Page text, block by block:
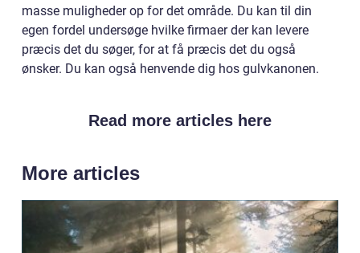
masse muligheder op for det område. Du kan til din
egen fordel undersøge hvilke firmaer der kan levere
præcis det du søger, for at få præcis det du også
ønsker. Du kan også henvende dig hos gulvkanonen.
Read more articles here
More articles